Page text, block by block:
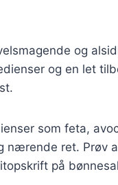
og
og en let
som feta,
ret. Prøv
på